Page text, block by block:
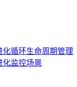
循环生命周期管理
化监控场景